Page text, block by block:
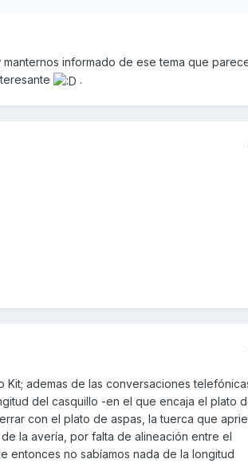
informado de ese tema que
.
ademas de las conversaciones
del casquillo -en el que encaja el plato
con el plato de aspas, la tuerca que
la avería, por falta de alineación entre el
entonces no sabíamos nada de la longitud